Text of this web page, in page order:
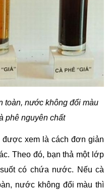
toàn, nước không đổi màu
phê nguyên chất
xem là cách đơn giản
Theo đó, bạn thả một lớp
có chứa nước. Nếu cà
nước không đổi màu thì